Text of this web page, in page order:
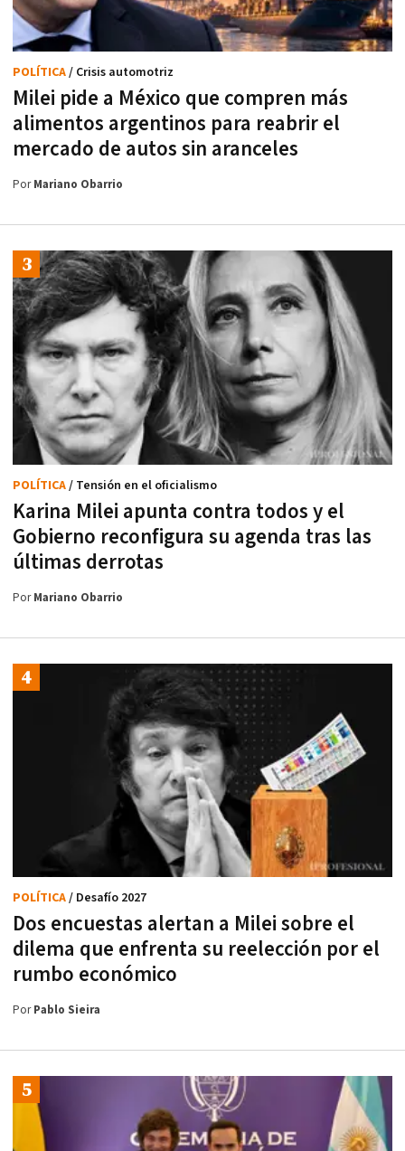
Milei pide a México que compren más
alimentos argentinos para reabrir el
mercado de autos sin aranceles
POLÍTICA/ Crisis automotriz
PorMariano Obarrio
Karina Milei apunta contra todos y el
Gobierno reconfigura su agenda tras las
últimas derrotas
POLÍTICA/ Tensión en el oficialismo
PorMariano Obarrio
Dos encuestas alertan a Milei sobre el
dilema que enfrenta su reelección por el
rumbo económico
POLÍTICA/ Desafío 2027
PorPablo Sieira